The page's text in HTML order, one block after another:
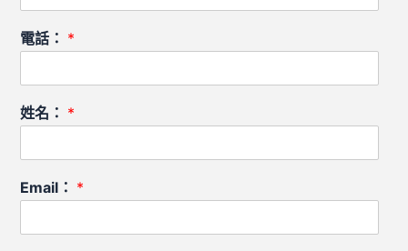
電話： *
姓名： *
Email： *